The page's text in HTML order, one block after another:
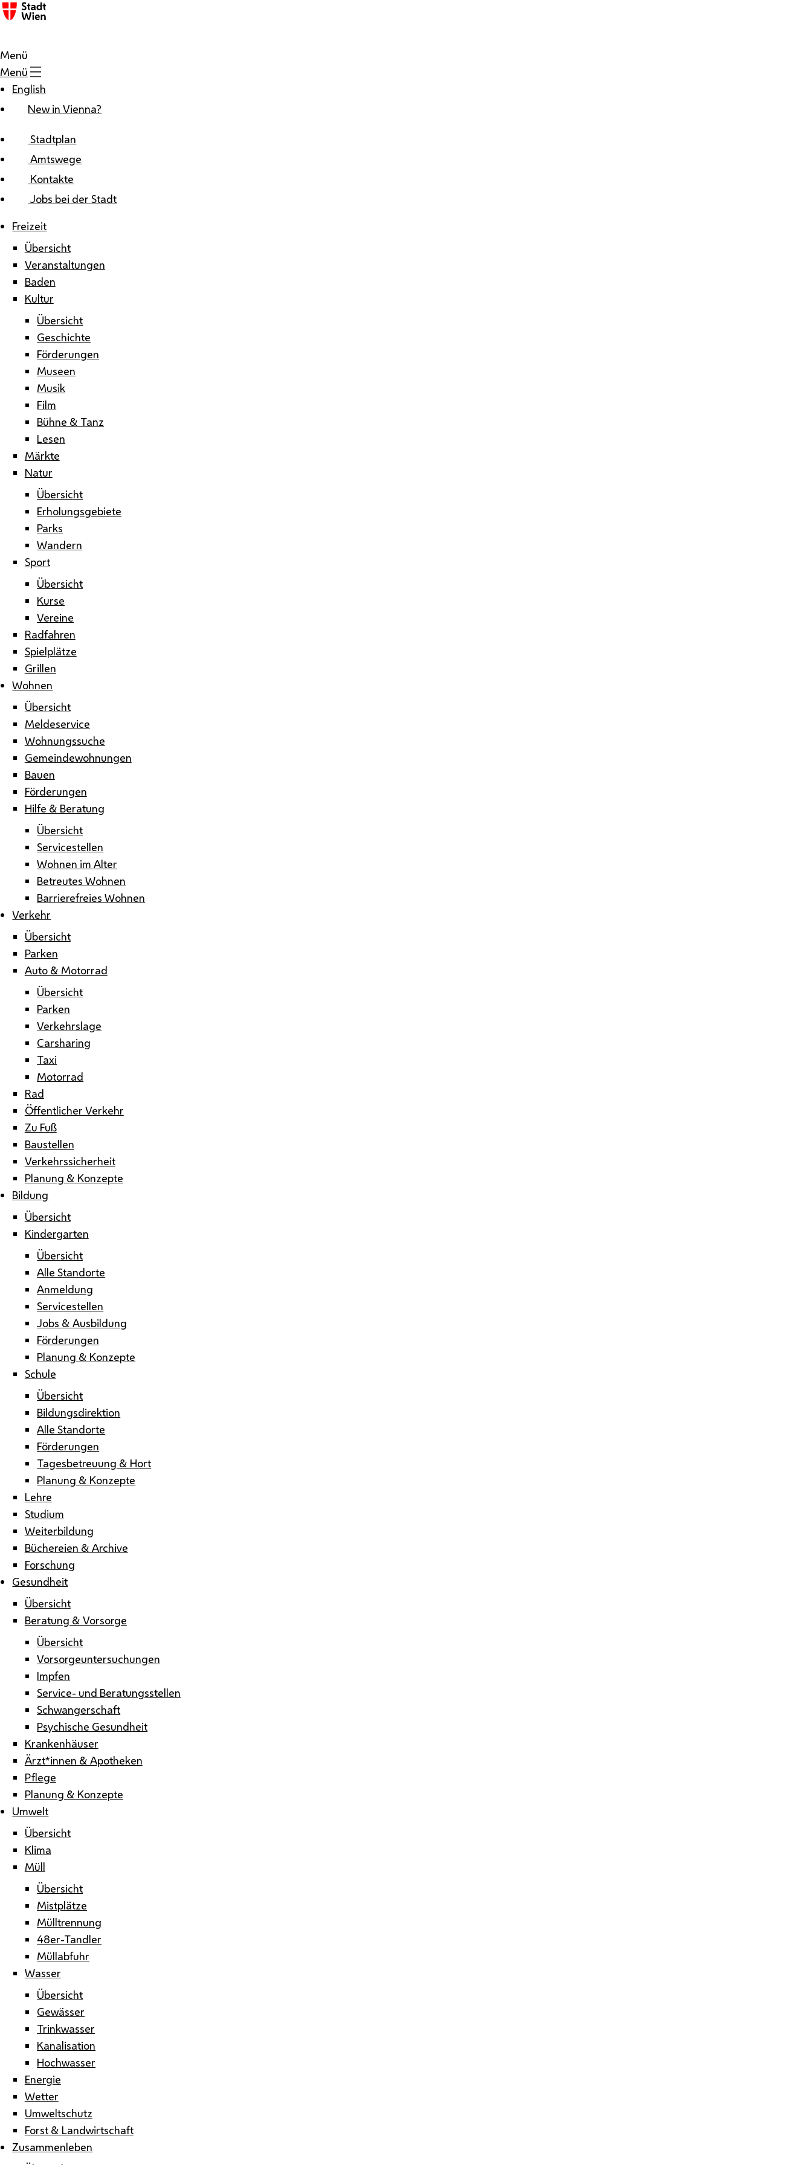
Zum Inhalt
Menü
Menü
English
New in Vienna?
Stadtplan
Amtswege
Kontakte
Jobs bei der Stadt
Freizeit
Übersicht
Veranstaltungen
Baden
Kultur
Übersicht
Geschichte
Förderungen
Museen
Musik
Film
Bühne & Tanz
Lesen
Märkte
Natur
Übersicht
Erholungsgebiete
Parks
Wandern
Sport
Übersicht
Kurse
Vereine
Radfahren
Spielplätze
Grillen
Wohnen
Übersicht
Meldeservice
Wohnungssuche
Gemeindewohnungen
Bauen
Förderungen
Hilfe & Beratung
Übersicht
Servicestellen
Wohnen im Alter
Betreutes Wohnen
Barrierefreies Wohnen
Verkehr
Übersicht
Parken
Auto & Motorrad
Übersicht
Parken
Verkehrslage
Carsharing
Taxi
Motorrad
Rad
Öffentlicher Verkehr
Zu Fuß
Baustellen
Verkehrssicherheit
Planung & Konzepte
Bildung
Übersicht
Kindergarten
Übersicht
Alle Standorte
Anmeldung
Servicestellen
Jobs & Ausbildung
Förderungen
Planung & Konzepte
Schule
Übersicht
Bildungsdirektion
Alle Standorte
Förderungen
Tagesbetreuung & Hort
Planung & Konzepte
Lehre
Studium
Weiterbildung
Büchereien & Archive
Forschung
Gesundheit
Übersicht
Beratung & Vorsorge
Übersicht
Vorsorgeuntersuchungen
Impfen
Service- und Beratungsstellen
Schwangerschaft
Psychische Gesundheit
Krankenhäuser
Ärzt*innen & Apotheken
Pflege
Planung & Konzepte
Umwelt
Übersicht
Klima
Müll
Übersicht
Mistplätze
Mülltrennung
48er-Tandler
Müllabfuhr
Wasser
Übersicht
Gewässer
Trinkwasser
Kanalisation
Hochwasser
Energie
Wetter
Umweltschutz
Forst & Landwirtschaft
Zusammenleben